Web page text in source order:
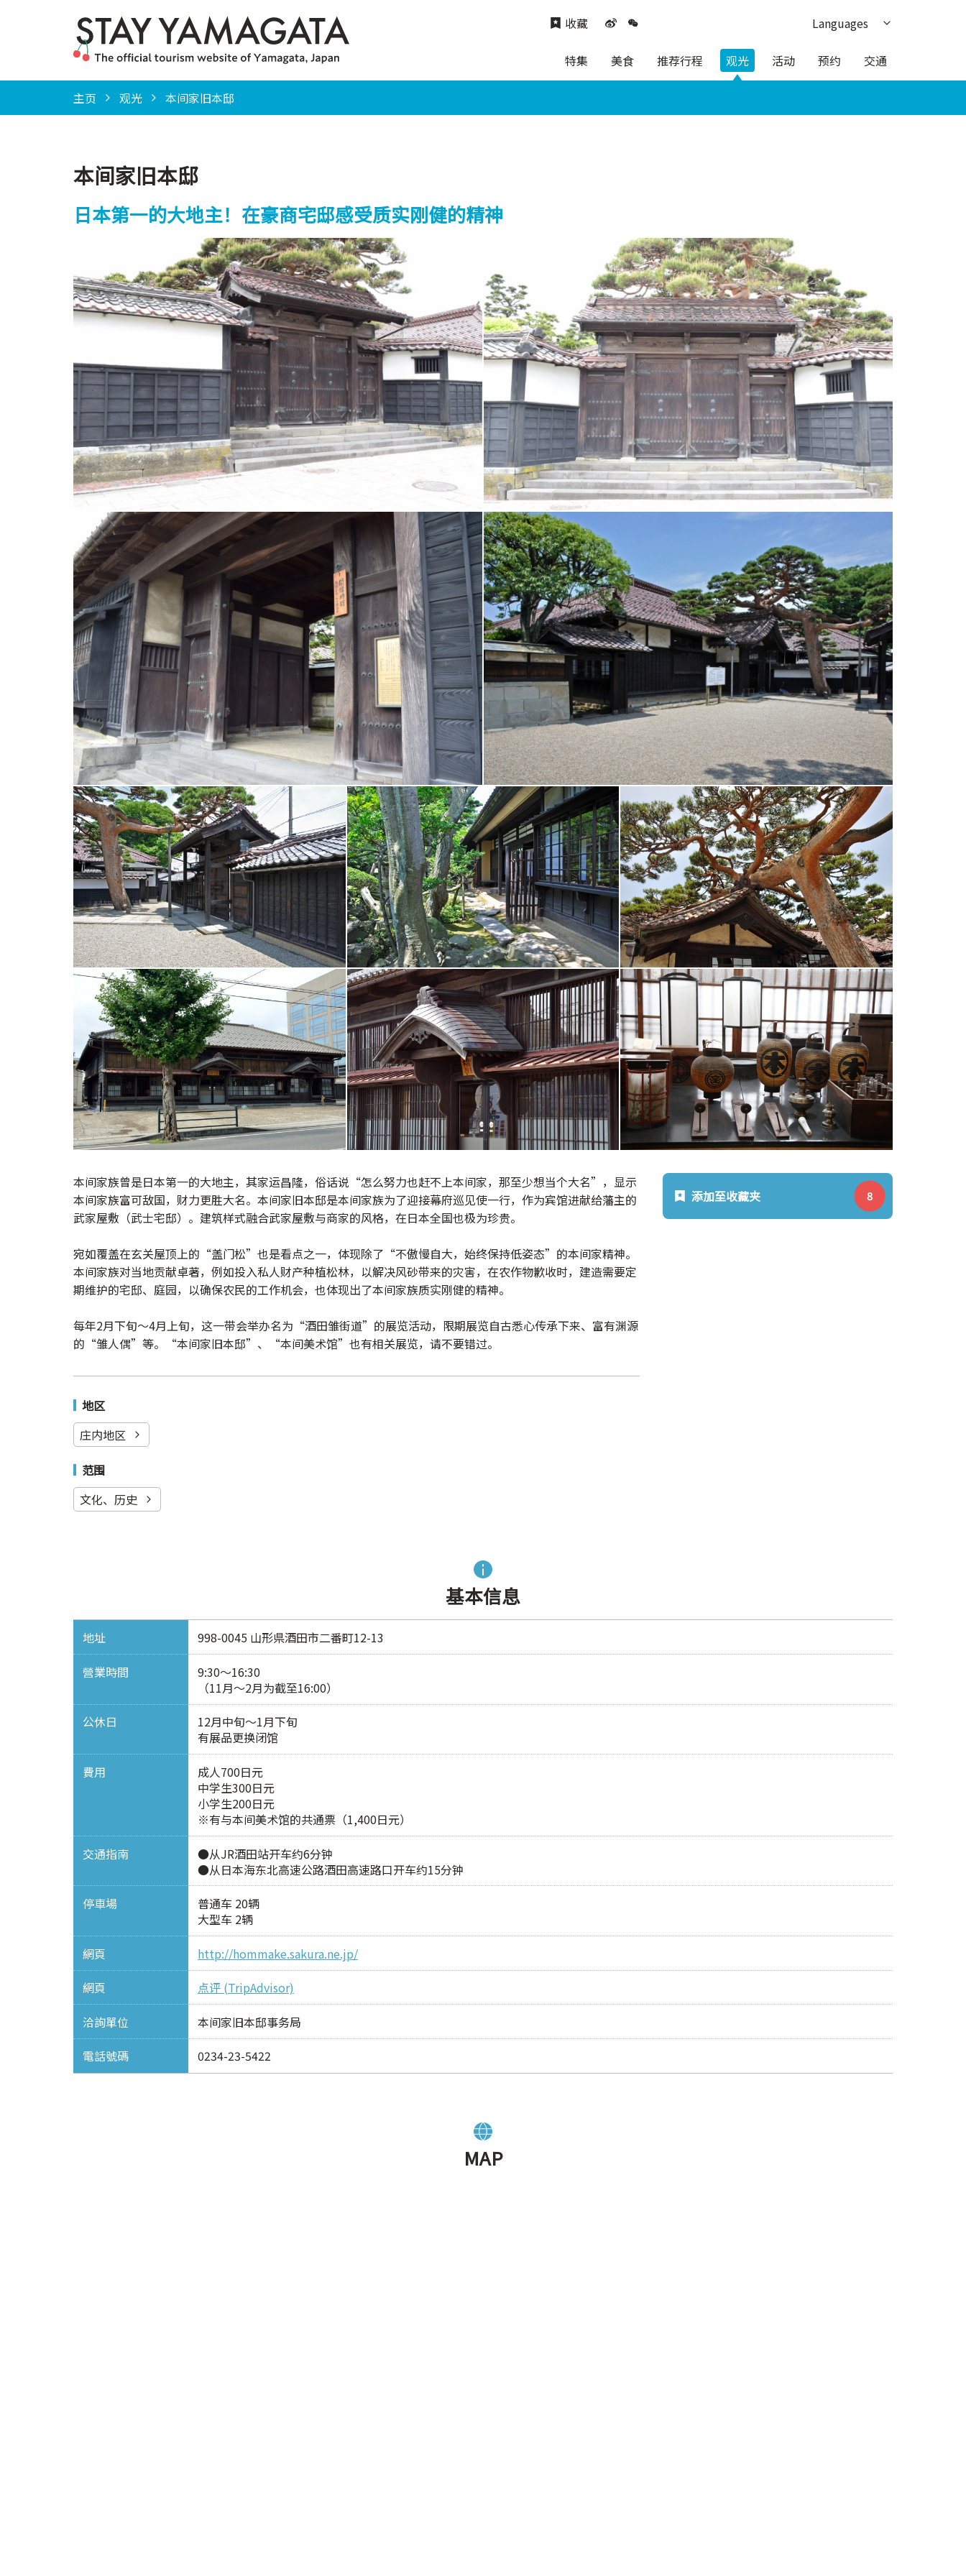
特集 美食 推荐行程 观光 活动 预约 交通
收藏
Languages
日本語
主页 观光 本间家旧本邸
本间家旧本邸
日本第一的大地主！在豪商宅邸感受质实刚健的精神
本间家族曾是日本第一的大地主，其家运昌隆，俗话说“怎么努力也赶不上本间家，那至少想当个大名”，显示
本间家族富可敌国，财力更胜大名。本间家旧本邸是本间家族为了迎接幕府巡见使一行，作为宾馆进献给藩主的
武家屋敷（武士宅邸）。建筑样式融合武家屋敷与商家的风格，在日本全国也极为珍贵。
宛如覆盖在玄关屋顶上的“盖门松”也是看点之一，体现除了“不傲慢自大，始终保持低姿态”的本间家精神。
本间家族对当地贡献卓著，例如投入私人财产种植松林，以解决风砂带来的灾害，在农作物歉收时，建造需要定
期维护的宅邸、庭园，以确保农民的工作机会，也体现出了本间家族质实刚健的精神。
每年2月下旬～4月上旬，这一带会举办名为“酒田雏街道”的展览活动，限期展览自古悉心传承下来、富有渊源
的“雏人偶”等。“本间家旧本邸”、“本间美术馆”也有相关展览，请不要错过。
地区
庄内地区
范围
文化、历史
添加至收藏夹
基本信息
地址
998-0045 山形県酒田市二番町12-13
營業時間
9:30～16:30
（11月～2月为截至16:00）
公休日
12月中旬～1月下旬
有展品更换闭馆
費用
成人700日元
中学生300日元
小学生200日元
※有与本间美术馆的共通票（1,400日元）
交通指南
●从JR酒田站开车约6分钟
●从日本海东北高速公路酒田高速路口开车约15分钟
停車場
普通车 20辆
大型车 2辆
網頁
http://hommake.sakura.ne.jp/
網頁
点评 (TripAdvisor)
洽詢單位
本间家旧本邸事务局
電話號碼
0234-23-5422
MAP